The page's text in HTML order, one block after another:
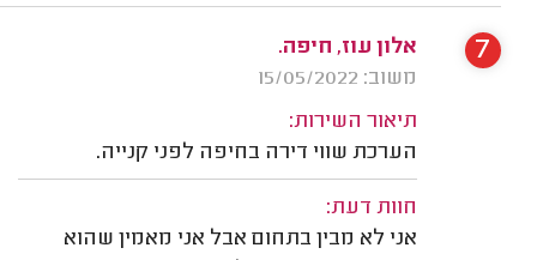
אלון עוז, חיפה.
משוב: 15/05/2022
תיאור השירות:
הערכת שווי דירה בחיפה לפני קנייה.
חוות דעת:
אני לא מבין בתחום אבל אני מאמין שהוא
7